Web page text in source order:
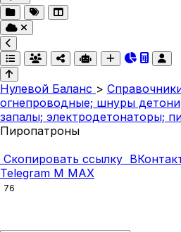
Нулевой Баланс >
огнепроводные; шнуры
запалы; электродетонаторы;
Пиропатроны
Скопировать ссылку
Telegram M MAX
76